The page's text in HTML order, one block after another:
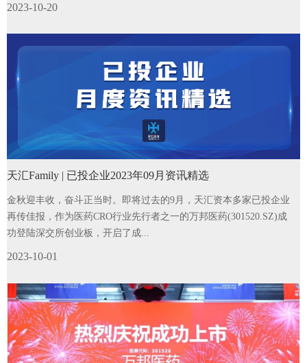
2023-10-20
天汇Family | 已投企业2023年09月资讯精选
金秋迎丰收，奋斗正当时。即将过去的9月，天汇资本多家已投企业
再传佳报，作为医药CRO行业先行者之一的万邦医药(301520.SZ)成
功登陆深交所创业板，开启了成...
2023-10-01